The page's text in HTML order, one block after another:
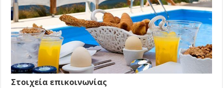
Στοιχεία επικοινωνίας